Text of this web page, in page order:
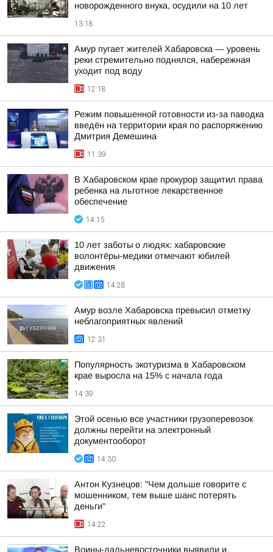
новорожденного внука, осудили на 10 лет
13:18
Амур пугает жителей Хабаровска — уровень
реки стремительно поднялся, набережная
уходит под воду
12:18
Режим повышенной готовности из-за паводка
введён на территории края по распоряжению
Дмитрия Демешина
11:39
В Хабаровском крае прокурор защитил права
ребенка на льготное лекарственное
обеспечение
14:15
10 лет заботы о людях: хабаровские
волонтёры-медики отмечают юбилей
движения
14:28
Амур возле Хабаровска превысил отметку
неблагоприятных явлений
12:31
Популярность экотуризма в Хабаровском
крае выросла на 15% с начала года
14:39
Этой осенью все участники грузоперевозок
должны перейти на электронный
документооборот
14:30
Антон Кузнецов: "Чем дольше говорите с
мошенником, тем выше шанс потерять
деньги"
14:22
Воины-дальневосточники выявили и